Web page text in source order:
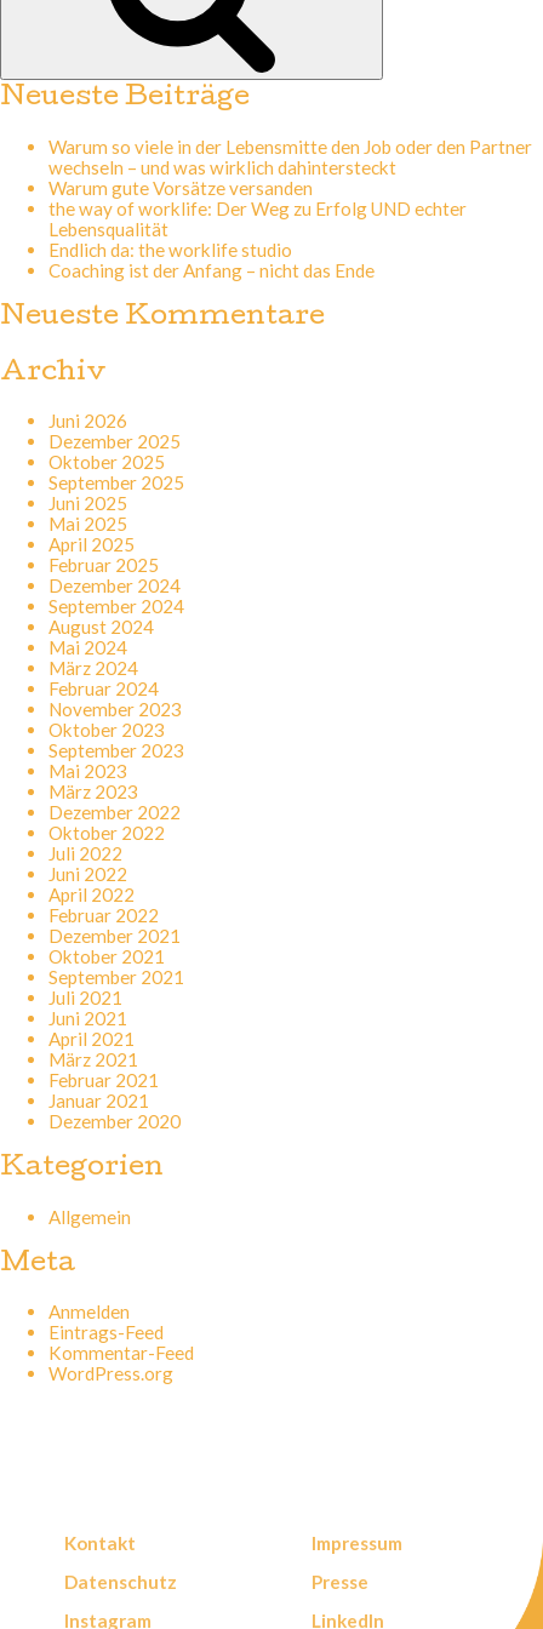
Neueste Beiträge
Warum so viele in der Lebensmitte den Job oder den Partner
wechseln – und was wirklich dahintersteckt
Warum gute Vorsätze versanden
the way of worklife: Der Weg zu Erfolg UND echter
Lebensqualität
Endlich da: the worklife studio
Coaching ist der Anfang – nicht das Ende
Neueste Kommentare
Archiv
Juni 2026
Dezember 2025
Oktober 2025
September 2025
Juni 2025
Mai 2025
April 2025
Februar 2025
Dezember 2024
September 2024
August 2024
Mai 2024
März 2024
Februar 2024
November 2023
Oktober 2023
September 2023
Mai 2023
März 2023
Dezember 2022
Oktober 2022
Juli 2022
Juni 2022
April 2022
Februar 2022
Dezember 2021
Oktober 2021
September 2021
Juli 2021
Juni 2021
April 2021
März 2021
Februar 2021
Januar 2021
Dezember 2020
Kategorien
Allgemein
Meta
Anmelden
Eintrags-Feed
Kommentar-Feed
WordPress.org
Kontakt
Impressum
Datenschutz
Presse
Instagram
LinkedIn